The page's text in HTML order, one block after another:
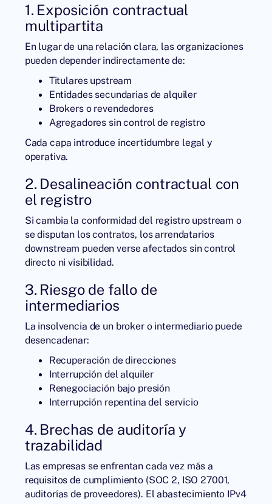
1. Exposición contractual
multipartita
En lugar de una relación clara, las organizaciones
pueden depender indirectamente de:
Titulares upstream
Entidades secundarias de alquiler
Brokers o revendedores
Agregadores sin control de registro
Cada capa introduce incertidumbre legal y
operativa.
2. Desalineación contractual con
el registro
Si cambia la conformidad del registro upstream o
se disputan los contratos, los arrendatarios
downstream pueden verse afectados sin control
directo ni visibilidad.
3. Riesgo de fallo de
intermediarios
La insolvencia de un broker o intermediario puede
desencadenar:
Recuperación de direcciones
Interrupción del alquiler
Renegociación bajo presión
Interrupción repentina del servicio
4. Brechas de auditoría y
trazabilidad
Las empresas se enfrentan cada vez más a
requisitos de cumplimiento (SOC 2, ISO 27001,
auditorías de proveedores). El abastecimiento IPv4